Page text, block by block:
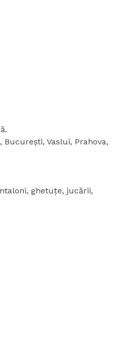
Vaslui, Prahova,
ghetuțe, jucării,